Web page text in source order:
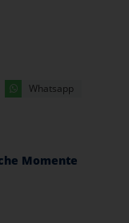
Whatsapp
Momente